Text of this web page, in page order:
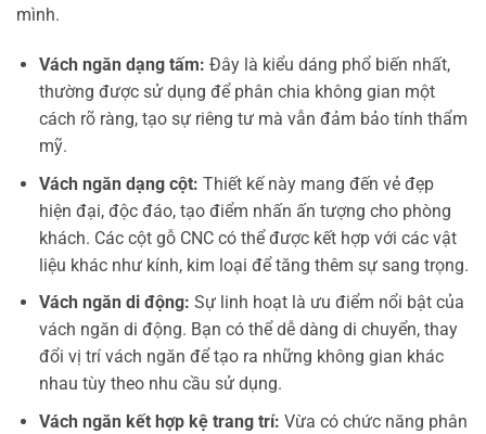
mình.
Vách ngăn dạng tấm: Đây là kiểu dáng phổ biến nhất,
thường được sử dụng để phân chia không gian một
cách rõ ràng, tạo sự riêng tư mà vẫn đảm bảo tính thẩm
mỹ.
Vách ngăn dạng cột: Thiết kế này mang đến vẻ đẹp
hiện đại, độc đáo, tạo điểm nhấn ấn tượng cho phòng
khách. Các cột gỗ CNC có thể được kết hợp với các vật
liệu khác như kính, kim loại để tăng thêm sự sang trọng.
Vách ngăn di động: Sự linh hoạt là ưu điểm nổi bật của
vách ngăn di động. Bạn có thể dễ dàng di chuyển, thay
đổi vị trí vách ngăn để tạo ra những không gian khác
nhau tùy theo nhu cầu sử dụng.
Vách ngăn kết hợp kệ trang trí: Vừa có chức năng phân